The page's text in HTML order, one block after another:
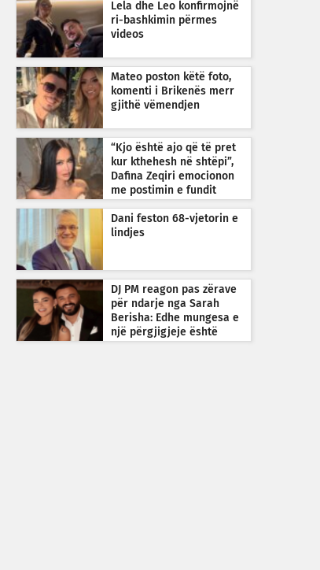
Lela dhe Leo konfirmojnë
ri-bashkimin përmes
videos
Mateo poston këtë foto,
komenti i Brikenës merr
gjithë vëmendjen
“Kjo është ajo që të pret
kur kthehesh në shtëpi”,
Dafina Zeqiri emocionon
me postimin e fundit
Dani feston 68-vjetorin e
lindjes
DJ PM reagon pas zërave
për ndarje nga Sarah
Berisha: Edhe mungesa e
një përgjigjeje është